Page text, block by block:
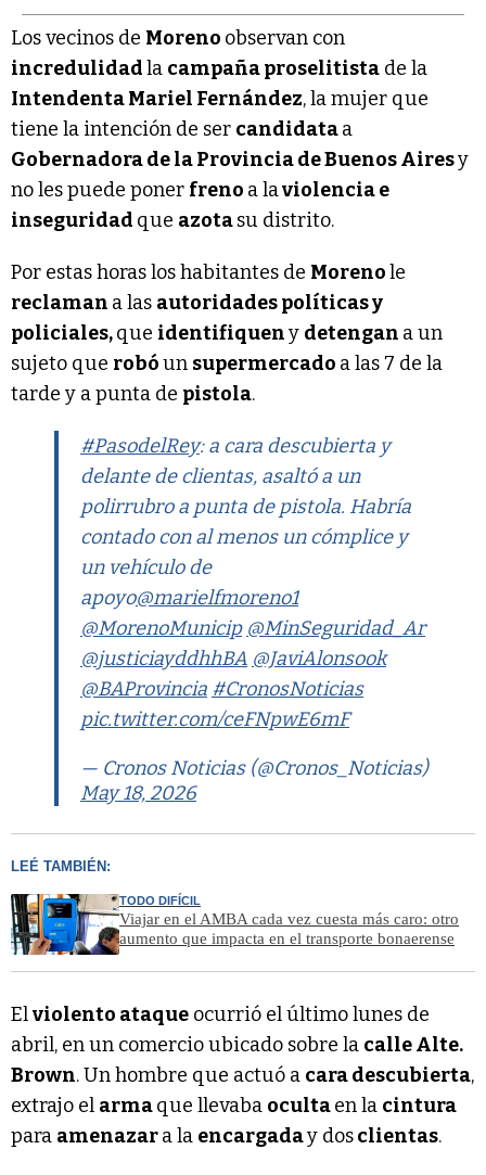
Los vecinos de Moreno observan con
incredulidadla campaña proselitista de la
Intendenta Mariel Fernández, la mujer que
tiene la intención de ser candidataa
Gobernadora de la Provincia de Buenos Airesy
no les puede poner freno a laviolencia e
inseguridad que azotasu distrito.
Por estas horas los habitantes de Morenole
reclaman a las autoridades políticas y
policiales,que identifiqueny detengan a un
sujeto que robóun supermercado a las 7 de la
tarde y a punta de pistola.
#PasodelRey: a cara descubierta y
delante de clientas, asaltó a un
polirrubro a punta de pistola. Habría
contado con al menos un cómplice y
un vehículo de
apoyo@marielfmoreno1
@MorenoMunicip @MinSeguridad_Ar
@justiciayddhhBA @JaviAlonsook
@BAProvincia #CronosNoticias
pic.twitter.com/ceFNpwE6mF
— Cronos Noticias (@Cronos_Noticias)
May 18, 2026
LEÉ TAMBIÉN:
TODO DIFÍCIL
Viajar en el AMBA cada vez cuesta más caro: otro
aumento que impacta en el transporte bonaerense
Elviolento ataque ocurrió el último lunes de
abril, en un comercio ubicado sobre la calle Alte.
Brown. Un hombre que actuó a cara descubierta,
extrajo el armaque llevaba ocultaen la cintura
para amenazara la encargaday dosclientas.